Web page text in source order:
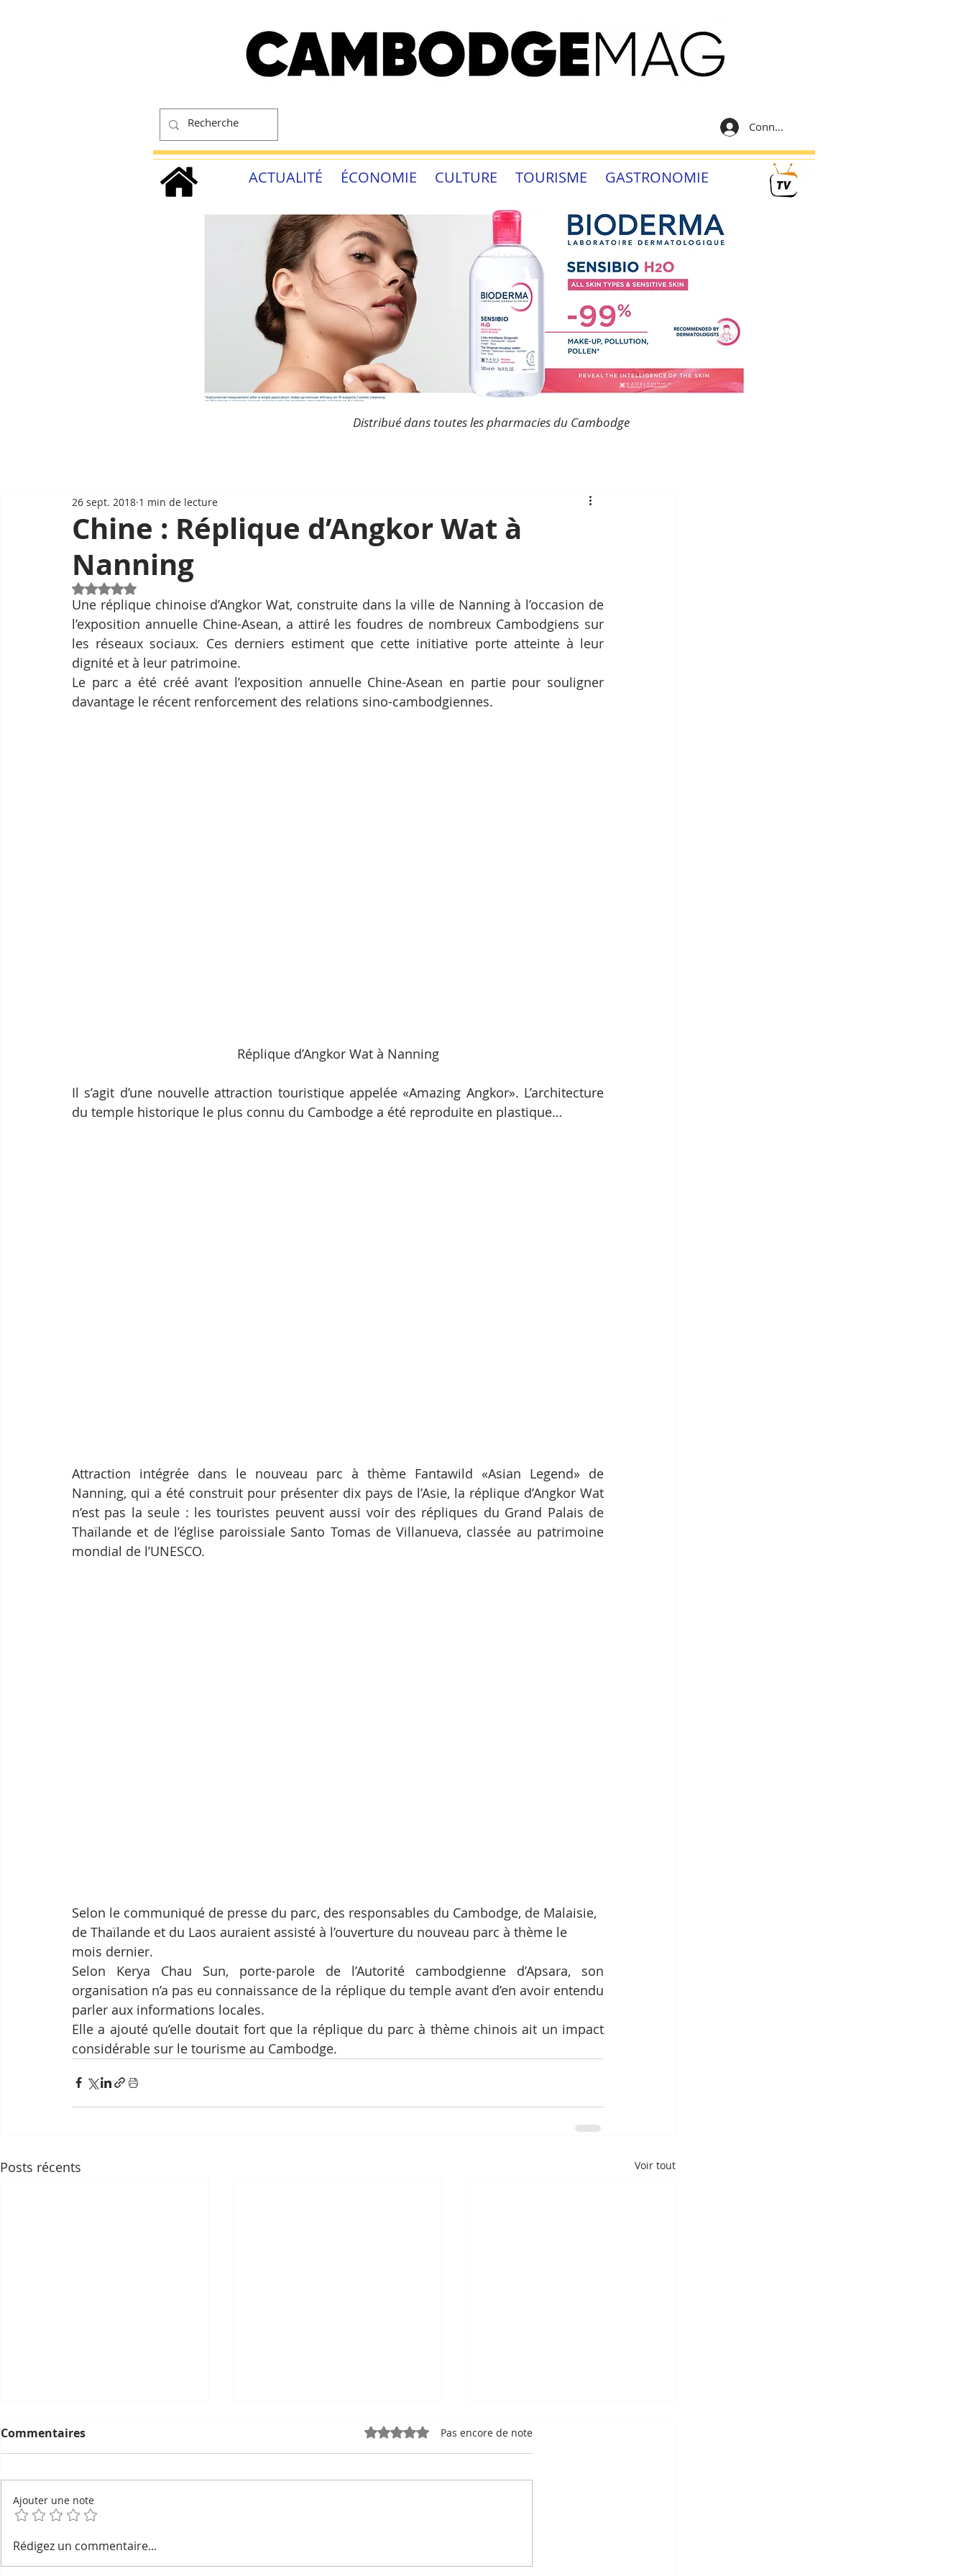
Connexion
ACTUALITÉ ÉCONOMIE CULTURE TOURISME GASTRONOMIE
Distribué dans toutes les pharmacies du Cambodge
Chine : Réplique d’Angkor Wat à
Nanning
26 sept. 2018 1 min de lecture
Noté NaN étoiles sur 5.
Une réplique chinoise d’Angkor Wat, construite dans la ville de Nanning à l’occasion de
l’exposition annuelle Chine-Asean, a attiré les foudres de nombreux Cambodgiens sur
les réseaux sociaux. Ces derniers estiment que cette initiative porte atteinte à leur
dignité et à leur patrimoine.
Le parc a été créé avant l’exposition annuelle Chine-Asean en partie pour souligner
davantage le récent renforcement des relations sino-cambodgiennes.
Réplique d’Angkor Wat à Nanning
Il s’agit d’une nouvelle attraction touristique appelée «Amazing Angkor». L’architecture
du temple historique le plus connu du Cambodge a été reproduite en plastique…
Attraction intégrée dans le nouveau parc à thème Fantawild «Asian Legend» de
Nanning, qui a été construit pour présenter dix pays de l’Asie, la réplique d’Angkor Wat
n’est pas la seule : les touristes peuvent aussi voir des répliques du Grand Palais de
Thaïlande et de l’église paroissiale Santo Tomas de Villanueva, classée au patrimoine
mondial de l’UNESCO.
Selon le communiqué de presse du parc, des responsables du Cambodge, de Malaisie,
de Thaïlande et du Laos auraient assisté à l’ouverture du nouveau parc à thème le
mois dernier.
Selon Kerya Chau Sun, porte-parole de l’Autorité cambodgienne d’Apsara, son
organisation n’a pas eu connaissance de la réplique du temple avant d’en avoir entendu
parler aux informations locales.
Elle a ajouté qu’elle doutait fort que la réplique du parc à thème chinois ait un impact
considérable sur le tourisme au Cambodge.
Posts récents Voir tout
Geckos devins, esprits du
foyer et noms secrets :
l'ombre du Stade
a survécu en dessinant le
Commentaires Noté 0 étoile sur 5.Pas encore de note
Ajouter une note
Rédigez un commentaire...